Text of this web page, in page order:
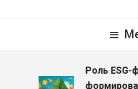
Роль ESG-